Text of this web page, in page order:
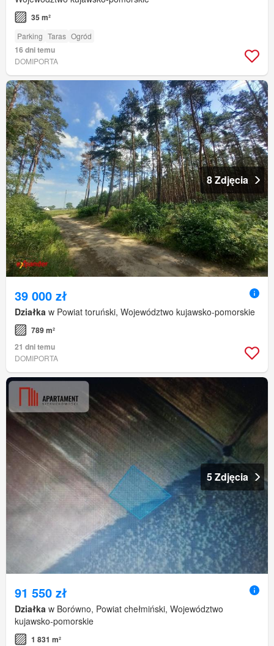
35 m²
Parking Taras Ogród
16 dni temu
DOMIPORTA
8 Zdjęcia
39 000 zł
Działka w Powiat toruński, Województwo kujawsko-pomorskie
789 m²
21 dni temu
DOMIPORTA
5 Zdjęcia
91 550 zł
Działka w Borówno, Powiat chełmiński, Województwo
kujawsko-pomorskie
1 831 m²